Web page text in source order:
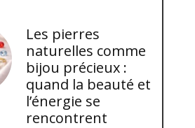
Les pierres
naturelles comme
bijou précieux :
quand la beauté et
l’énergie se
rencontrent